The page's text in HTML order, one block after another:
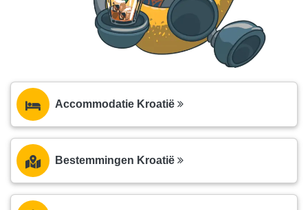
Accommodatie Kroatië
Bestemmingen Kroatië